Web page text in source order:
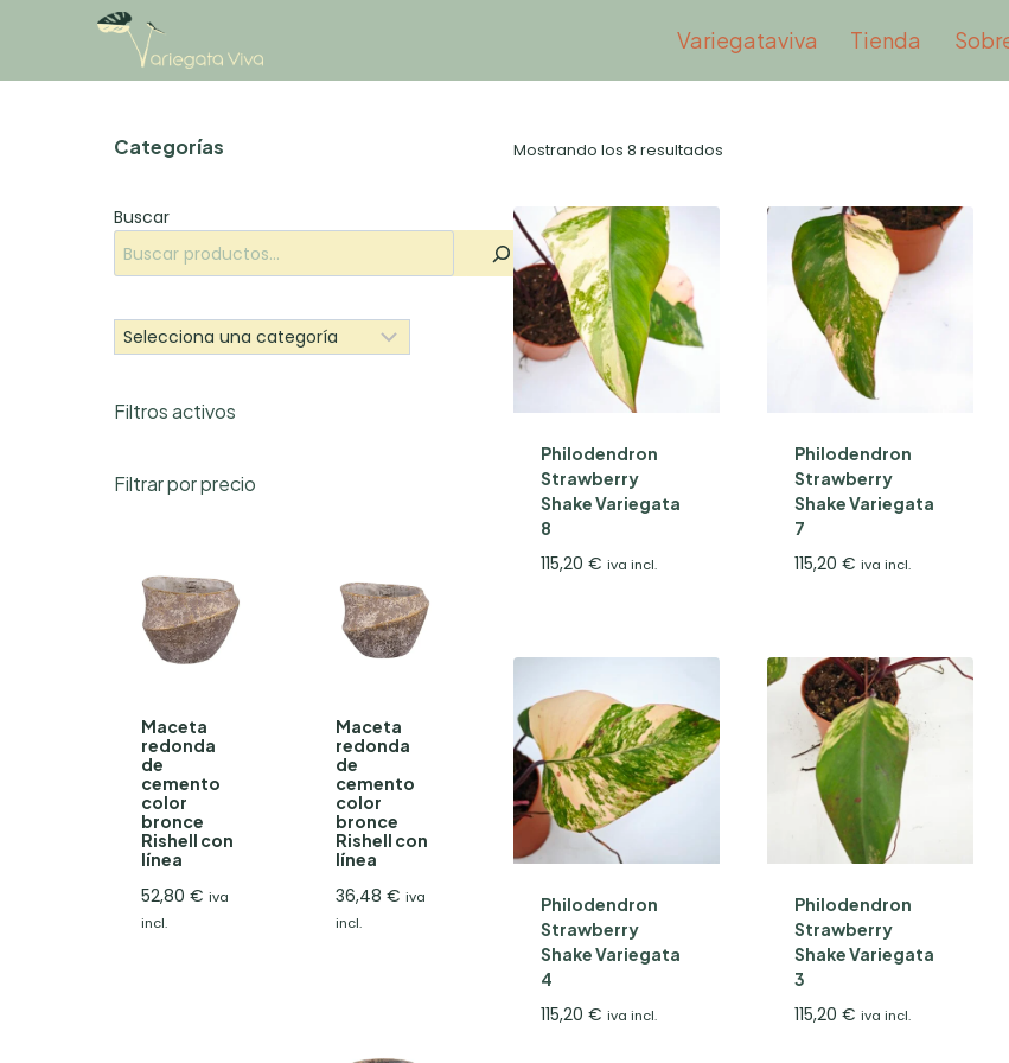
Variegataviva Tienda
Mostrando los 8 resultados
popularidad
Philodendron
Strawberry
Shake Variegata
8
115,20 € iva incl.
Philodendron
Strawberry
Shake Variegata
7
115,20 € iva incl.
Philodendron
Strawberry
Shake Variegata
4
115,20 € iva incl.
Philodendron
Strawberry
Shake Variegata
3
115,20 € iva incl.
Categorías
Buscar
Selecciona
una
Filtros activos
Filtrar por precio
Maceta
redonda
de
cemento
color
bronce
Rishell con
línea
52,80 € iva
incl.
Maceta
redonda
de
cemento
color
bronce
Rishell con
línea
36,48 € iva
incl.